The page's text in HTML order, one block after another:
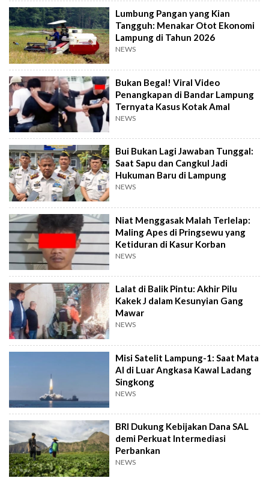
Lumbung Pangan yang Kian
Tangguh: Menakar Otot Ekonomi
Lampung di Tahun 2026
NEWS
Bukan Begal! Viral Video
Penangkapan di Bandar Lampung
Ternyata Kasus Kotak Amal
NEWS
Bui Bukan Lagi Jawaban Tunggal:
Saat Sapu dan Cangkul Jadi
Hukuman Baru di Lampung
NEWS
Niat Menggasak Malah Terlelap:
Maling Apes di Pringsewu yang
Ketiduran di Kasur Korban
NEWS
Lalat di Balik Pintu: Akhir Pilu
Kakek J dalam Kesunyian Gang
Mawar
NEWS
Misi Satelit Lampung-1: Saat Mata
AI di Luar Angkasa Kawal Ladang
Singkong
NEWS
BRI Dukung Kebijakan Dana SAL
demi Perkuat Intermediasi
Perbankan
NEWS